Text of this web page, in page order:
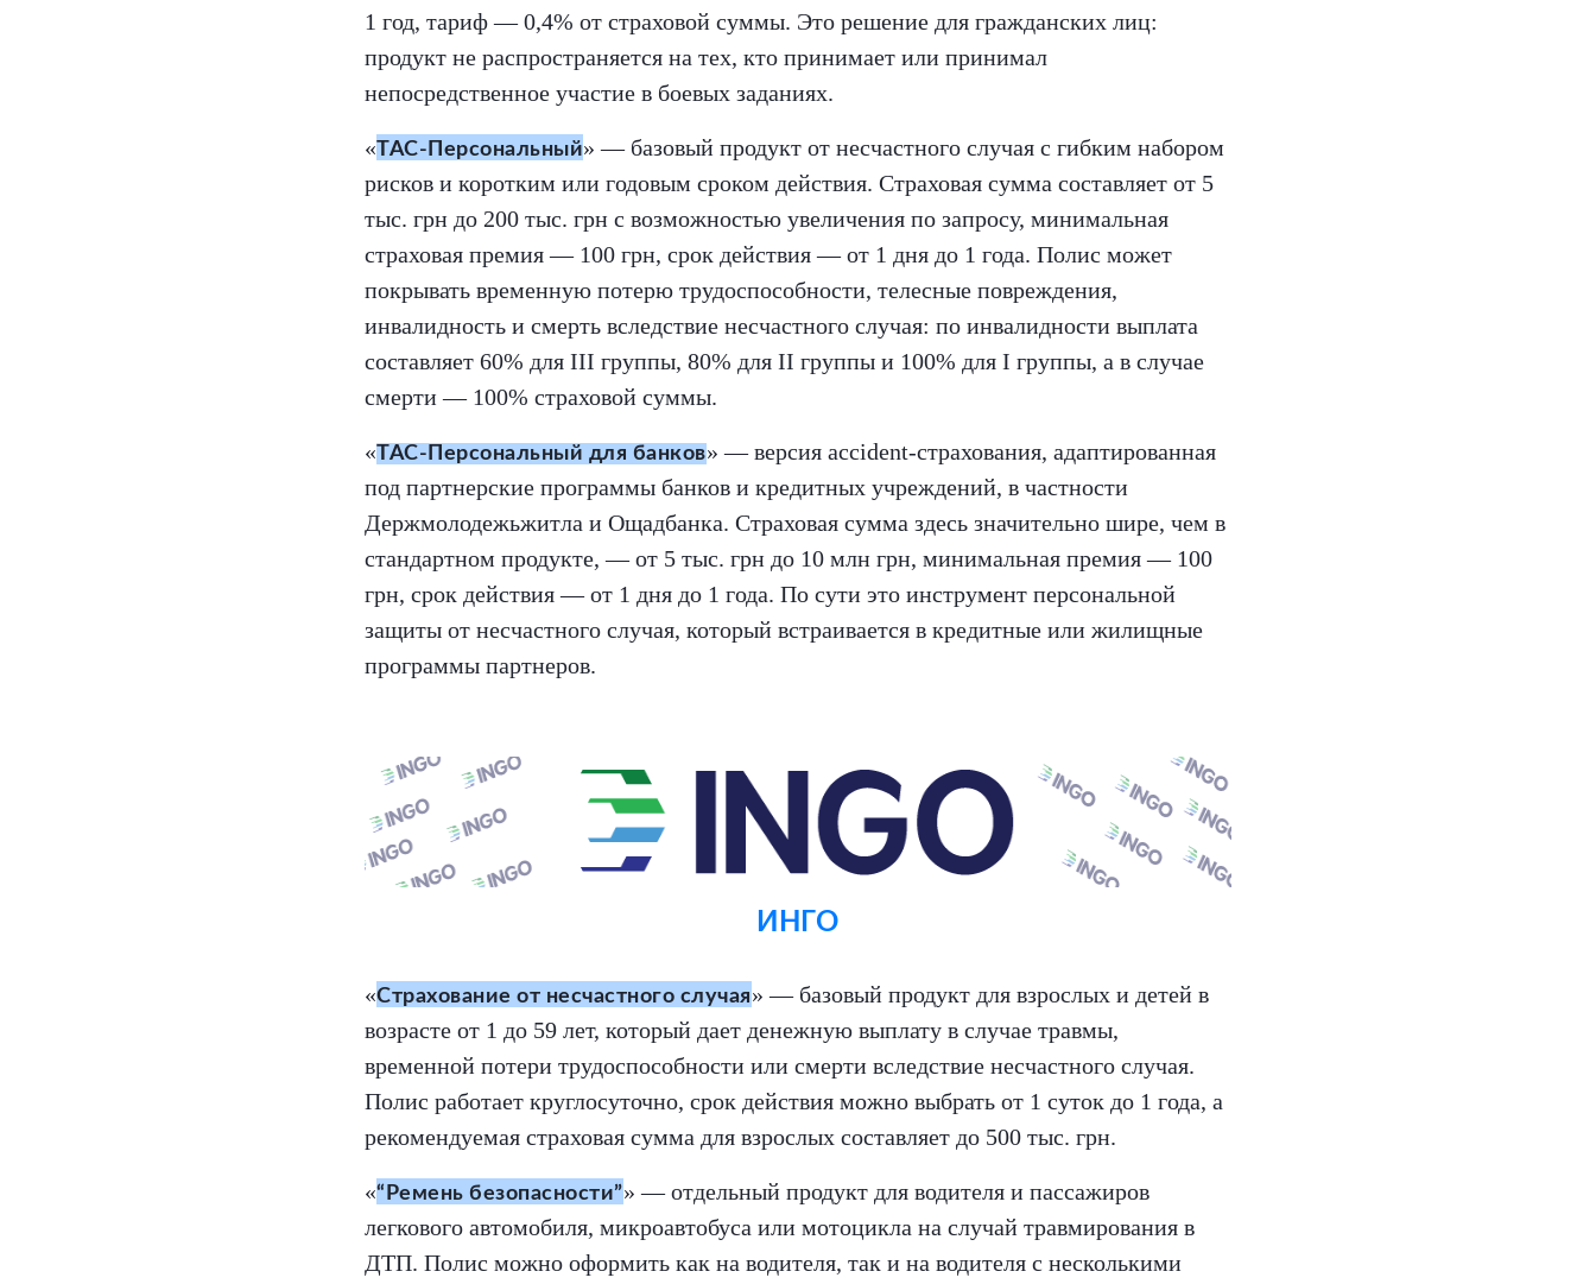
1 год, тариф — 0,4% от страховой суммы. Это решение для гражданских лиц:
продукт не распространяется на тех, кто принимает или принимал
непосредственное участие в боевых заданиях.
«ТАС-Персональный» — базовый продукт от несчастного случая с гибким набором
рисков и коротким или годовым сроком действия. Страховая сумма составляет от 5
тыс. грн до 200 тыс. грн с возможностью увеличения по запросу, минимальная
страховая премия — 100 грн, срок действия — от 1 дня до 1 года. Полис может
покрывать временную потерю трудоспособности, телесные повреждения,
инвалидность и смерть вследствие несчастного случая: по инвалидности выплата
составляет 60% для III группы, 80% для II группы и 100% для I группы, а в случае
смерти — 100% страховой суммы.
«ТАС-Персональный для банков» — версия accident-страхования, адаптированная
под партнерские программы банков и кредитных учреждений, в частности
Держмолодежьжитла и Ощадбанка. Страховая сумма здесь значительно шире, чем в
стандартном продукте, — от 5 тыс. грн до 10 млн грн, минимальная премия — 100
грн, срок действия — от 1 дня до 1 года. По сути это инструмент персональной
защиты от несчастного случая, который встраивается в кредитные или жилищные
программы партнеров.
ИНГО
«Страхование от несчастного случая» — базовый продукт для взрослых и детей в
возрасте от 1 до 59 лет, который дает денежную выплату в случае травмы,
временной потери трудоспособности или смерти вследствие несчастного случая.
Полис работает круглосуточно, срок действия можно выбрать от 1 суток до 1 года, а
рекомендуемая страховая сумма для взрослых составляет до 500 тыс. грн.
«“Ремень безопасности”» — отдельный продукт для водителя и пассажиров
легкового автомобиля, микроавтобуса или мотоцикла на случай травмирования в
ДТП. Полис можно оформить как на водителя, так и на водителя с несколькими